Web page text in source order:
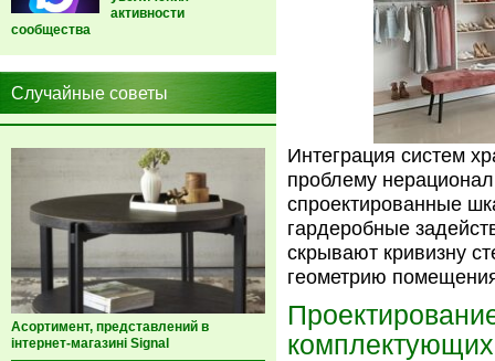
активности
сообщества
Случайные советы
Асортимент, представлений в
інтернет-магазині Signal
Интеграция систем
проблему
спроектированные
гардеробные
скрывают кривизну
геометрию
комплектующих